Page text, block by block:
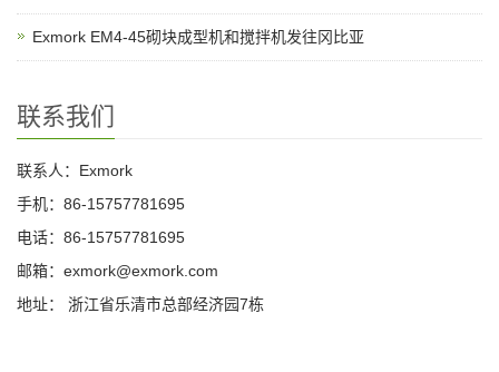
Exmork EM4-45砌块成型机和搅拌机发往冈比亚
联系我们
联系人：Exmork
手机：86-15757781695
电话：86-15757781695
邮箱：exmork@exmork.com
地址： 浙江省乐清市总部经济园7栋